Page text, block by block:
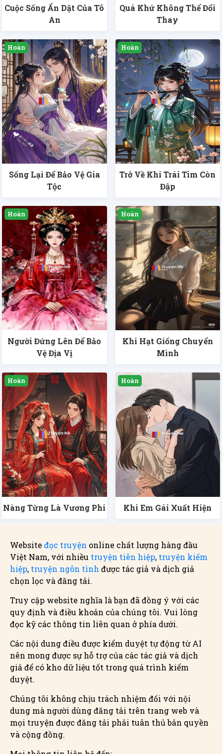
Cuộc Sống Ẩn Dật Của Tô
An
Quá Khứ Không Thể Đổi
Thay
Sống Lại Để Bảo Vệ Gia
Tộc
Trở Về Khi Trái Tim Còn
Đập
Người Đứng Lên Để Bảo
Vệ Địa Vị
Khi Hạt Giống Chuyển
Mình
Nàng Từng Là Vương Phi Khi Em Gái Xuất Hiện
Website đọc truyện online chất lượng hàng đầu
Việt Nam, với nhiều truyện tiên hiệp, truyện kiếm
hiệp, truyện ngôn tình được tác giả và dịch giả
chọn lọc và đăng tải.
Truy cập website nghĩa là bạn đã đồng ý với các
quy định và điều khoản của chúng tôi. Vui lòng
đọc kỹ các thông tin liên quan ở phía dưới.
Các nội dung điều được kiểm duyệt tự động từ AI
nên mong được sự hỗ trợ của các tác giả và dịch
giả để có kho dữ liệu tốt trong quá trình kiểm
duyệt.
Chúng tôi không chịu trách nhiệm đối với nội
dung mà người dùng đăng tải trên trang web và
mọi truyện được đăng tải phải tuân thủ bản quyền
và cộng đồng.